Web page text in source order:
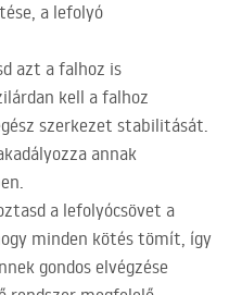
a lefolyó
azt a falhoz is
kell a falhoz
szerkezet stabilitását.
annak
a lefolyócsövet a
minden kötés tömít, így
gondos elvégzése